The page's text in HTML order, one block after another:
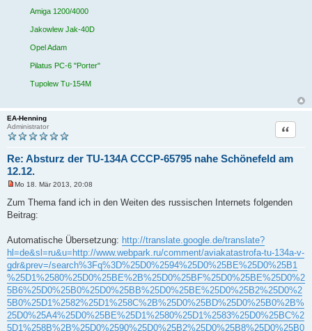
Amiga 1200/4000
Jakowlew Jak-40D
Opel Adam
Pilatus PC-6 "Porter"
Tupolew Tu-154M
EA-Henning
Administrator
Re: Absturz der TU-134A CCCP-65795 nahe Schönefeld am
12.12.
Zitat
n
g
e
s
n
e
r
B
e
i
t
r
a
Mo 18. Mär 2013, 20:08
Zum Thema fand ich in den Weiten des russischen Internets folgenden
Beitrag:
Automatische Übersetzung: http://translate.google.de/translate?
hl=de&sl=ru&u=http://www.webpark.ru/comment/aviakatastrofa-tu-134a-v-
gdr&prev=/search%3Fq%3D%25D0%2594%25D0%25BE%25D0%25B1
%25D1%2580%25D0%25BE%2B%25D0%25BF%25D0%25BE%25D0%2
5B6%25D0%25B0%25D0%25BB%25D0%25BE%25D0%25B2%25D0%2
5B0%25D1%2582%25D1%258C%2B%25D0%25BD%25D0%25B0%2B%
25D0%25A4%25D0%25BE%25D1%2580%25D1%2583%25D0%25BC%2
5D1%258B%2B%25D0%2590%25D0%25B2%25D0%25B8%25D0%25B0